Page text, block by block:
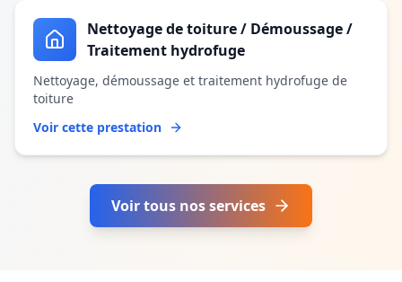
Nettoyage de toiture / Démoussage /
Traitement hydrofuge
Nettoyage, démoussage et traitement hydrofuge de
toiture
Voir cette prestation
Voir tous nos services